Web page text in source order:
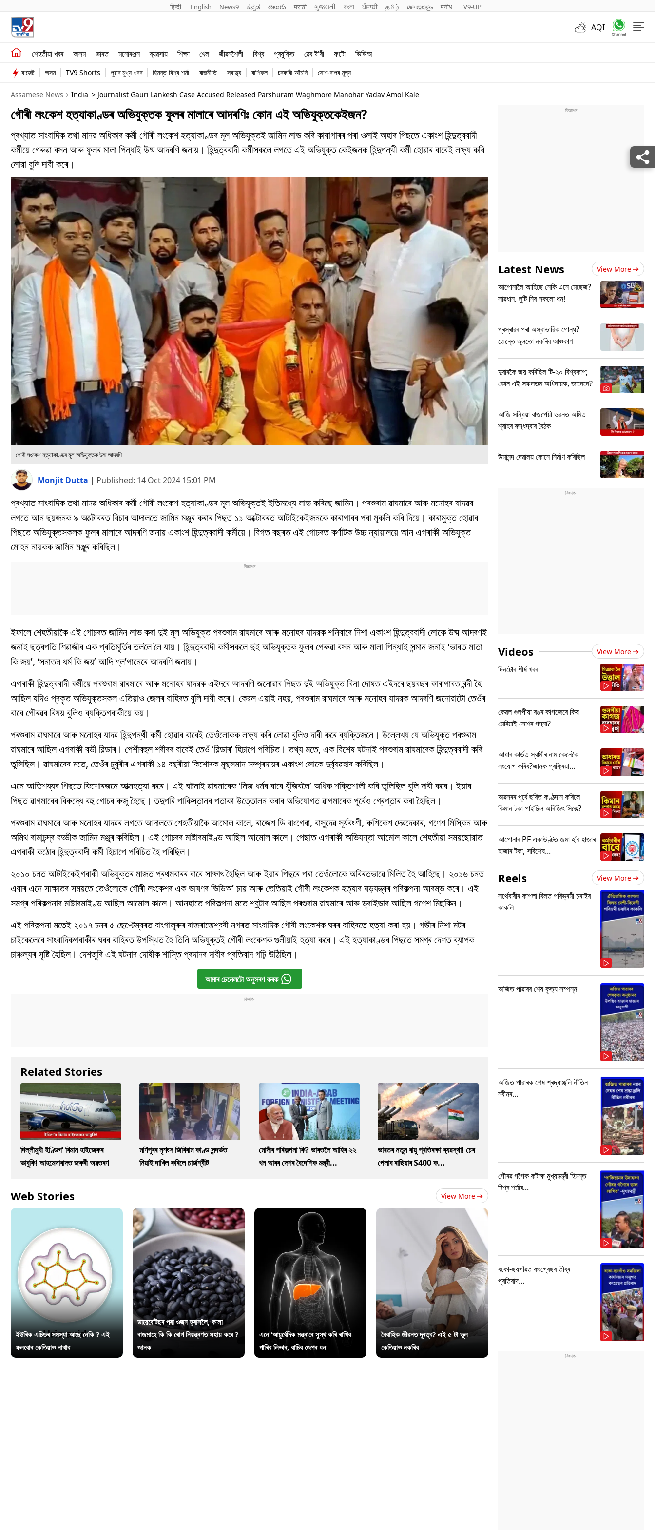
हिन्दी English News9 ಕನ್ನಡ తెలుగు मराठी ગુજરાતી বাংলা ਪੰਜਾਬੀ தமிழ் മലയാളം मनी9 TV9-UP
AQI
শেহতীয়া খবৰ অসম ভাৰত মনোৰঞ্জন ব্যৱসায় শিক্ষা খেল জীৱনশৈলী বিশ্ব প্ৰযুক্তি ৱেব ষ্ট'ৰী ফটো ভিডিঅ
শেহতীয়া খবৰ
অসম
ভাৰত
ব্যৱসায়
খেল
জীৱনশৈলী
বাজেট অসম TV9 Shorts পুৱাৰ মুখ্য খবৰ হিমন্ত বিশ্ব শৰ্মা ৰাজনীতি স্বাস্থ্য ৰাশিফল চৰকাৰী আঁচনি সোণ-ৰূপৰ মূল্য
Assamese News India > Journalist Gauri Lankesh Case Accused Released Parshuram Waghmore Manohar Yadav Amol Kale
গৌৰী লংকেশ হত্যাকাণ্ডৰ অভিযুক্তক ফুলৰ মালাৰে আদৰণিঃ কোন এই অভিযুক্তকেইজন?
প্ৰখ্যাত সাংবাদিক তথা মানৱ অধিকাৰ কৰ্মী গৌৰী লংকেশ হত্যাকাণ্ডৰ মূল অভিযুক্তই জামিন লাভ কৰি কাৰাগাৰৰ পৰা ওলাই অহাৰ পিছতে একাংশ হিন্দুত্ববাদী
কৰ্মীয়ে গেৰুৱা বসন আৰু ফুলৰ মালা পিন্ধাই উষ্ম আদৰণি জনায়। হিন্দুত্ববাদী কৰ্মীসকলে লগতে এই অভিযুক্ত কেইজনক হিন্দুপন্থী কৰ্মী হোৱাৰ বাবেই লক্ষ্য কৰি
লোৱা বুলি দাবী কৰে।
গৌৰী লংকেশ হত্যাকাণ্ডৰ মূল অভিযুক্তক উষ্ম আদৰণি
Monjit Dutta | Published: 14 Oct 2024 15:01 PM
প্ৰখ্যাত সাংবাদিক তথা মানৱ অধিকাৰ কৰ্মী গৌৰী লংকেশ হত্যাকাণ্ডৰ মূল অভিযুক্তই ইতিমধ্যে লাভ কৰিছে জামিন। পৰশুৰাম ৱাঘমাৰে আৰু মনোহৰ যাদৱৰ
লগতে আন ছয়জনক ৯ অক্টোবৰত বিচাৰ আদালতে জামিন মঞ্জুৰ কৰাৰ পিছত ১১ অক্টোবৰত আটাইকেইজনকে কাৰাগাৰৰ পৰা মুকলি কৰি দিয়ে। কাৰামুক্ত হোৱাৰ
পিছতে অভিযুক্তসকলক ফুলৰ মালাৰে আদৰণি জনায় একাংশ হিন্দুত্ববাদী কৰ্মীয়ে। বিগত বছৰত এই গোচৰত কৰ্ণাটক উচ্চ ন্যায়ালয়ে আন এগৰাকী অভিযুক্ত
মোহন নায়কক জামিন মঞ্জুৰ কৰিছিল।
ইফালে শেহতীয়াকৈ এই গোচৰত জামিন লাভ কৰা দুই মূল অভিযুক্ত পৰশুৰাম ৱাঘমাৰে আৰু মনোহৰ যাদৱক শনিবাৰে নিশা একাংশ হিন্দুত্ববাদী লোকে উষ্ম আদৰণই
জনাই ছত্ৰপতি শিৱাজীৰ এক প্ৰতিমূৰ্তিৰ তললৈ লৈ যায়। হিন্দুত্ববাদী কৰ্মীসকলে দুই অভিযুক্তক ফুলৰ গেৰুৱা বসন আৰু মালা পিন্ধাই সন্মান জনাই ‘ভাৰত মাতা
কি জয়’, ‘সনাতন ধৰ্ম কি জয়’ আদি শ্ল’গানেৰে আদৰণি জনায়।
এগৰাকী হিন্দুত্ববাদী কৰ্মীয়ে পৰশুৰাম ৱাঘমাৰে আৰু মনোহৰ যাদৱক এইদৰে আদৰণি জনোৱাৰ পিছত দুই অভিযুক্ত বিনা দোষত এইদৰে ছয়বছৰ কাৰাগাৰত বন্দী হৈ
আছিল যদিও প্ৰকৃত অভিযুক্তসকল এতিয়াও জেলৰ বাহিৰত বুলি দাবী কৰে। কেৱল এয়াই নহয়, পৰশুৰাম ৱাঘমাৰে আৰু মনোহৰ যাদৱক আদৰণি জনোৱাটো তেওঁৰ
বাবে গৌৰৱৰ বিষয় বুলিও ব্যক্তিগৰাকীয়ে কয়।
পৰশুৰাম ৱাঘমাৰে আৰু মনোহৰ যাদৱ হিন্দুপন্থী কৰ্মী হোৱাৰ বাবেই তেওঁলোকক লক্ষ্য কৰি লোৱা বুলিও দাবী কৰে ব্যক্তিজনে। উল্লেখ্য যে অভিযুক্ত পৰশুৰাম
ৱাঘমাৰে আছিল এগৰাকী বডী বিল্ডাৰ। পেশীবহুল শৰীৰৰ বাবেই তেওঁ ‘বিল্ডাৰ’ হিচাপে পৰিচিত। তথ্য মতে, এক বিশেষ ঘটনাই পৰশুৰাম ৱাঘমাৰেক হিন্দুত্ববাদী কৰি
তুলিছিল। ৱাঘমাৰেৰ মতে, তেওঁৰ চুবুৰীৰ এগৰাকী ১৪ বছৰীয়া কিশোৰক মুছলমান সম্প্ৰদায়ৰ একাংশ লোকে দুৰ্ব্যৱহাৰ কৰিছিল।
এনে আতিশয্যৰ পিছতে কিশোৰজনে আত্মহত্যা কৰে। এই ঘটনাই ৱাঘমাৰেক ‘নিজ ধৰ্মৰ বাবে যুঁজিবলৈ’ অধিক শক্তিশালী কৰি তুলিছিল বুলি দাবী কৰে। ইয়াৰ
পিছত ৱাগমাৰেৰ বিৰুদ্ধে বহু গোচৰ ৰুজু হৈছে। তদুপৰি পাকিস্তানৰ পতাকা উত্তোলন কৰাৰ অভিযোগত ৱাগমাৰেক পূৰ্বেও গ্ৰেপ্তাৰ কৰা হৈছিল।
পৰশুৰাম ৱাঘমাৰে আৰু মনোহৰ যাদৱৰ লগতে আদালতে শেহতীয়াকৈ আমোল কালে, ৰাজেশ ডি বাংগেৰা, বাসুদেৱ সূৰ্যবংশী, ৰুশিকেশ দেৱদেকাৰ, গণেশ মিস্কিন আৰু
অমিথ ৰামাচন্দ্ৰ বড্ডীক জামিন মঞ্জুৰ কৰিছিল। এই গোচৰৰ মাষ্টাৰমাইণ্ড আছিল আমোল কালে। পেছাত এগৰাকী অভিযন্তা আমোল কালে শেহতীয়া সময়ছোৱাত
এগৰাকী কঠোৰ হিন্দুত্ববাদী কৰ্মী হিচাপে পৰিচিত হৈ পৰিছিল।
২০১০ চনত আটাইকেইগৰাকী অভিযুক্তৰ মাজত প্ৰথমবাৰৰ বাবে সাক্ষাৎ হৈছিল আৰু ইয়াৰ পিছৰে পৰা তেওঁলোকে অবিৰতভাৱে মিলিত হৈ আহিছে। ২০১৬ চনত
এবাৰ এনে সাক্ষাতৰ সময়তে তেওঁলোকে গৌৰী লংকেশৰ এক ভাষণৰ ভিডিঅ’ চায় আৰু তেতিয়াই গৌৰী লংকেশক হত্যাৰ ষড়যন্ত্ৰৰ পৰিকল্পনা আৰম্ভ কৰে। এই
সমগ্ৰ পৰিকল্পনাৰ মাষ্টাৰমাইণ্ড আছিল আমোল কালে। আনহাতে পৰিকল্পনা মতে শ্বুটাৰ আছিল পৰশুৰাম ৱাঘমাৰে আৰু ড্ৰাইভাৰ আছিল গণেশ মিছকিন।
এই পৰিকল্পনা মতেই ২০১৭ চনৰ ৫ ছেপ্টেম্বৰত বাংগালুৰুৰ ৰাজৰাজেশ্বৰী নগৰত সাংবাদিক গৌৰী লংকেশক ঘৰৰ বাহিৰতে হত্যা কৰা হয়। গভীৰ নিশা মটৰ
চাইকেলেৰে সাংবাদিকগৰাকীৰ ঘৰৰ বাহিৰত উপস্থিত হৈ তিনি অভিযুক্তই গৌৰী লংকেশক গুলীয়াই হত্যা কৰে। এই হত্যাকাণ্ডৰ পিছতে সমগ্ৰ দেশত ব্যাপক
চাঞ্চল্যৰ সৃষ্টি হৈছিল। দেশজুৰি এই ঘটনাৰ দোষীক শাস্তি প্ৰদানৰ দাবীৰ প্ৰতিবাদ গঢ়ি উঠিছিল।
আমাৰ চেনেলটো অনুসৰণ কৰক
Related Stories
দিল্লীমুখী ইণ্ডিগ’ বিমান হাইজেকৰ
ভাবুকি! আহমেদাবাদত জৰুৰী অৱতৰণ
মণিপুৰৰ নৃশংস জিৰিবাম কাণ্ড সন্দৰ্ভত
নিয়াই দাখিল কৰিলে চাৰ্জশ্বীট
মোদীৰ পৰিকল্পনা কি? ভাৰতলৈ আহিব ২২
খন আৰব দেশৰ বৈদেশিক মন্ত্ৰী...
ভাৰতৰ নতুন বায়ু প্ৰতিৰক্ষা ব্যৱস্থা! চেৰ
পেলাব ৰাছিয়াৰ S400 ক...
Web Stories View More
ইউৰিক এচিডৰ সমস্যা আছে নেকি ? এই
ফলবোৰ কেতিয়াও নাখাব
ডায়েবেটিছৰ পৰা ওজন হ্ৰাসলৈ, ক’লা
ৰাজমাহে কি কি ৰোগ নিয়ন্ত্ৰণত সহায় কৰে ?
জানক
এনে ‘আয়ুৰ্বেদিক মন্ত্ৰ’ৰে সুস্থ কৰি ৰাখিব
পাৰিব লিভাৰ, বাচিব জেপৰ ধন
বৈবাহিক জীৱনত দূৰত্ব? এই ৫ টা ভুল
কেতিয়াও নকৰিব
Latest News View More
আপোনালৈ আহিছে নেকি এনে মেছেজ?
সাৱধান, লুটি নিব সকলো ধন!
প্ৰস্ৰাৱৰ পৰা অস্বাভাৱিক গোন্ধ?
তেন্তে ভুলতো নকৰিব আওকাণ
দুবাৰকৈ জয় কৰিছিল টি-২০ বিশ্বকাপ;
কোন এই সফলতম অধিনায়ক, জানেনে?
আজি সন্ধিয়া বাজপেয়ী ভৱনত অমিত
শ্বাহৰ ৰুদ্ধদ্বাৰ বৈঠক
উমানন্দ দেৱালয় কোনে নিৰ্মাণ কৰিছিল
Videos View More
দিনটোৰ শীৰ্ষ খবৰ
কেৱল গুলপীয়া ৰঙৰ কাগজেৰে কিয়
মেৰিয়াই সোণৰ গহনা?
আধাৰ কাৰ্ডত স্বামীৰ নাম কেনেকৈ
সংযোগ কৰিব?জানক প্ৰক্ৰিয়া...
অৱসৰৰ পূৰ্বে ছবিত কণ্ঠদান কৰিলে
কিমান টকা পাইছিল অৰিজিৎ সিঙে?
আপোনাৰ PF একাউণ্টত জমা হ’ব হাজাৰ
হাজাৰ টকা, সবিশেষ...
Reels View More
সৰ্থেবাৰীৰ কাপলা বিলত পৰিভ্ৰমী চৰাইৰ
কাকলি
অজিত পাৱাৰৰ শেষ কৃত্য সম্পন্ন
অজিত পাৱাৰক শেষ শ্ৰদ্ধাঞ্জলি নীতিন
নবীনৰ...
গৌৰৱ গগৈক কটাক্ষ মুখ্যমন্ত্ৰী হিমন্ত
বিশ্ব শৰ্মাৰ...
বকো-ছয়গাঁৱত কংগ্ৰেছৰ তীব্ৰ
প্ৰতিবাদ...